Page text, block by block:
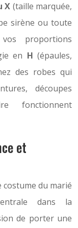
X (taille marquée,
sirène ou toute
proportions
en H (épaules,
des robes qui
découpes
fonctionnent
et
costume du marié
dans la
de porter une